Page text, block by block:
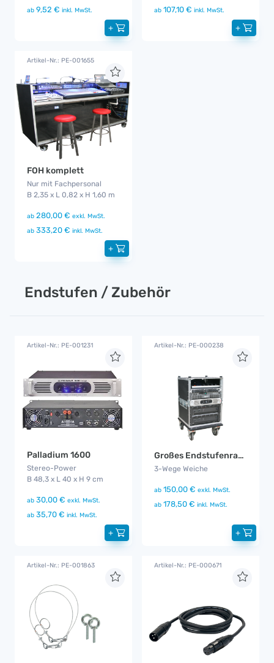
ab 9,52 € inkl. MwSt.
+
ab 107,10 € inkl. MwSt.
+
Artikel-Nr.: PE-001655
FOH komplett
Nur mit Fachpersonal
B 2,35 x L 0,82 x H 1,60 m
ab 280,00 € exkl. MwSt.
ab 333,20 € inkl. MwSt.
+
Endstufen / Zubehör
Artikel-Nr.: PE-001231
Palladium 1600
Stereo-Power
B 48,3 x L 40 x H 9 cm
ab 30,00 € exkl. MwSt.
ab 35,70 € inkl. MwSt.
+
Artikel-Nr.: PE-000238
Großes Endstufenrack
3-Wege Weiche
ab 150,00 € exkl. MwSt.
ab 178,50 € inkl. MwSt.
+
Artikel-Nr.: PE-001863 Artikel-Nr.: PE-000671